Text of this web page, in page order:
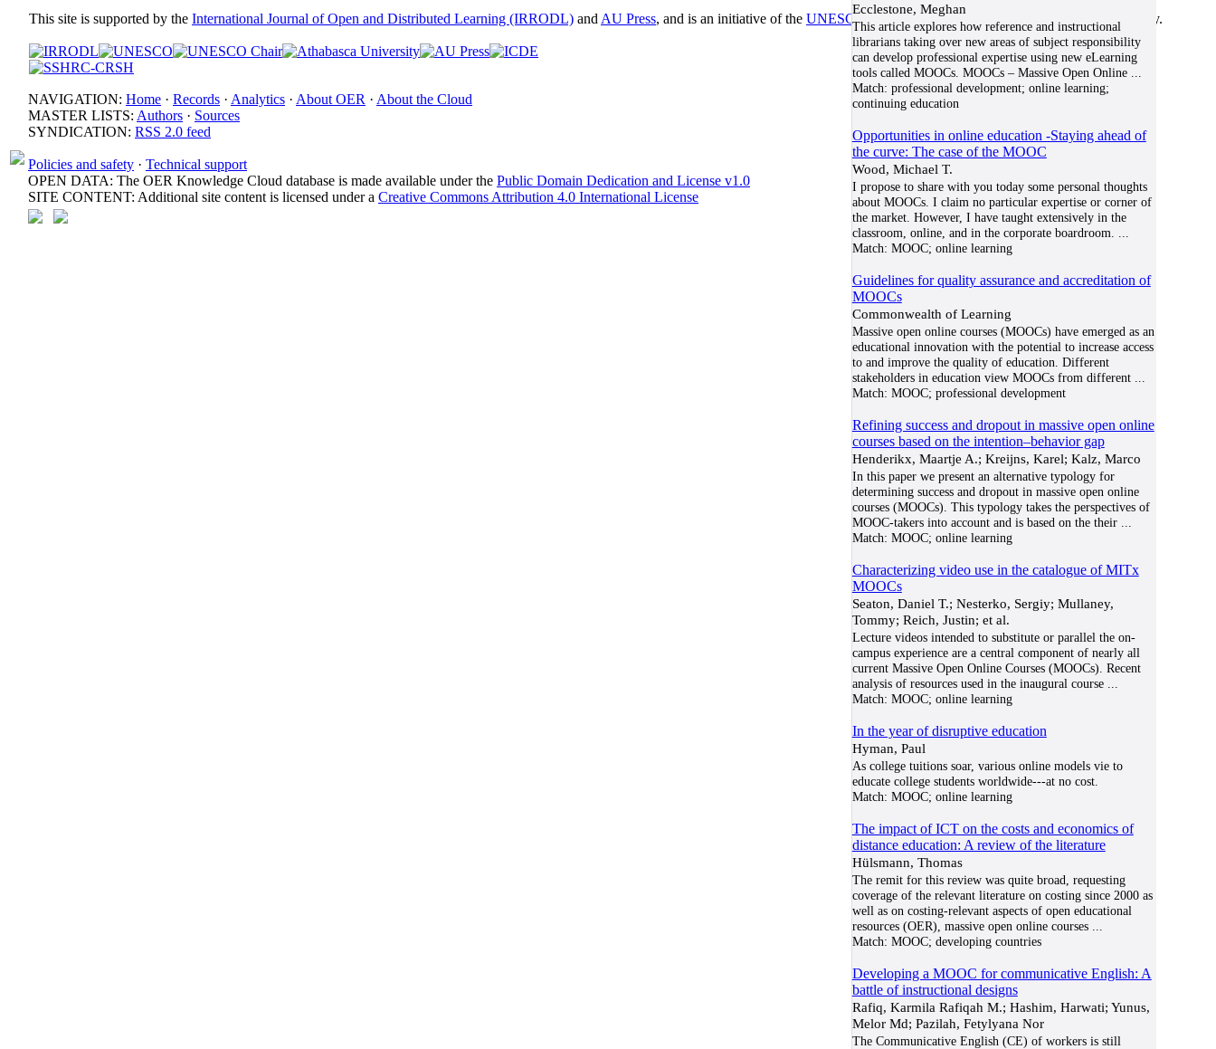
Ecclestone, Meghan
This article explores how reference and instructional
librarians taking over new areas of subject responsibility
can develop professional expertise using new eLearning
tools called MOOCs. MOOCs – Massive Open Online...
Match: professional development; online learning;
continuing education
Opportunities in online education -Staying ahead of
the curve: The case of the MOOC
Wood, Michael T.
I propose to share with you today some personal thoughts
about MOOCs. I claim no particular expertise or corner of
the market. However, I have taught extensively in the
classroom, online, and in the corporate boardroom.
Match: MOOC; online learning
Guidelines for quality assurance and accreditation of
MOOCs
Commonwealth of Learning
Massive open online courses (MOOCs) have emerged as an
educational innovation with the potential to increase access
to and improve the quality of education. Different
stakeholders in education view MOOCs from different...
Match: MOOC; professional development
Refining success and dropout in massive open online
courses based on the intention–behavior gap
Henderikx, Maartje A.; Kreijns, Karel; Kalz, Marco
In this paper we present an alternative typology for
determining success and dropout in massive open online
courses (MOOCs). This typology takes the perspectives of
MOOC-takers into account and is based on the their...
Match: MOOC; online learning
Characterizing video use in the catalogue of MITx
MOOCs
Seaton, Daniel T.; Nesterko, Sergiy; Mullaney,
Tommy; Reich, Justin; et al.
Lecture videos intended to substitute or parallel the on-
campus experience are a central component of nearly all
current Massive Open Online Courses (MOOCs). Recent
analysis of resources used in the inaugural course...
Match: MOOC; online learning
In the year of disruptive education
Hyman, Paul
As college tuitions soar, various online models vie to
educate college students worldwide---at no cost.
Match: MOOC; online learning
The impact of ICT on the costs and economics of
distance education: A review of the literature
Hülsmann, Thomas
The remit for this review was quite broad, requesting
coverage of the relevant literature on costing since 2000 as
well as on costing-relevant aspects of open educational
resources (OER), massive open online courses...
Match: MOOC; developing countries
Developing a MOOC for communicative English: A
battle of instructional designs
Rafiq, Karmila Rafiqah M.; Hashim, Harwati; Yunus,
Melor Md; Pazilah, Fetylyana Nor
The Communicative English (CE) of workers is still
This site is supported by the International Journal of Open and Distributed Learning (IRRODL) and AU Press, and is an initiative of the UNESCO/COL/ICDE Chair in OER at Athabasca University.
NAVIGATION: Home · Records · Analytics · About OER · About the Cloud
MASTER LISTS: Authors · Sources
SYNDICATION: RSS 2.0 feed
Policies and safety · Technical support
OPEN DATA: The OER Knowledge Cloud database is made available under the Public Domain Dedication and License v1.0
SITE CONTENT: Additional site content is licensed under a Creative Commons Attribution 4.0 International License